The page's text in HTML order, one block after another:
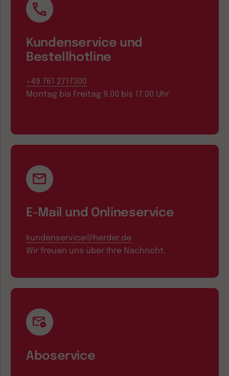
Kundenservice und
Bestellhotline
+49 761 2717300
Montag bis Freitag 9.00 bis 17.00 Uhr
E-Mail und Onlineservice
kundenservice@herder.de
Wir freuen uns über Ihre Nachricht.
Aboservice